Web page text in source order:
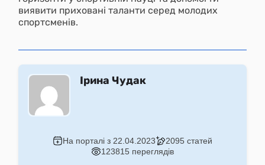
виявити приховані таланти серед молодих
спортсменів.
Ірина Чудак
На порталі з 22.04.2023
2095 статей
123815 переглядів